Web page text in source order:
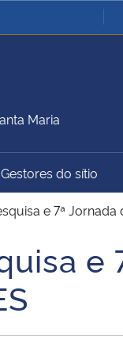
Ministério da Defesa
Ministério do
Desenvolvimento
Advocacia-Geral da
Maria
Gestores do sítio
e 7ª